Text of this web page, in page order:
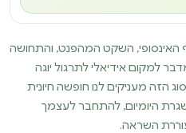
האינסופי, השקט המהפנט, והתחושה
למקום אידיאלי לתרגול יוגה
הזה מעניקים לנו חופשה חיונית
היומיום, להתחבר לעצמך
השראה.